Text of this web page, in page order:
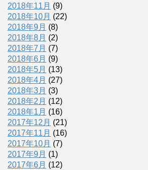
2018年11月 (9)
2018年10月 (22)
2018年9月 (8)
2018年8月 (2)
2018年7月 (7)
2018年6月 (9)
2018年5月 (13)
2018年4月 (27)
2018年3月 (3)
2018年2月 (12)
2018年1月 (16)
2017年12月 (21)
2017年11月 (16)
2017年10月 (7)
2017年9月 (1)
2017年6月 (12)